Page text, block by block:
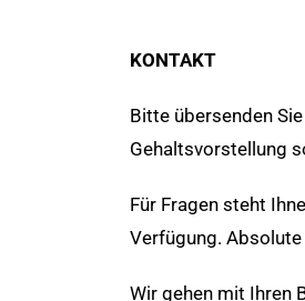
KONTAKT
Bitte übersenden
Gehaltsvorstellung
Für Fragen steht
Verfügung.
Wir gehen mit Ihren